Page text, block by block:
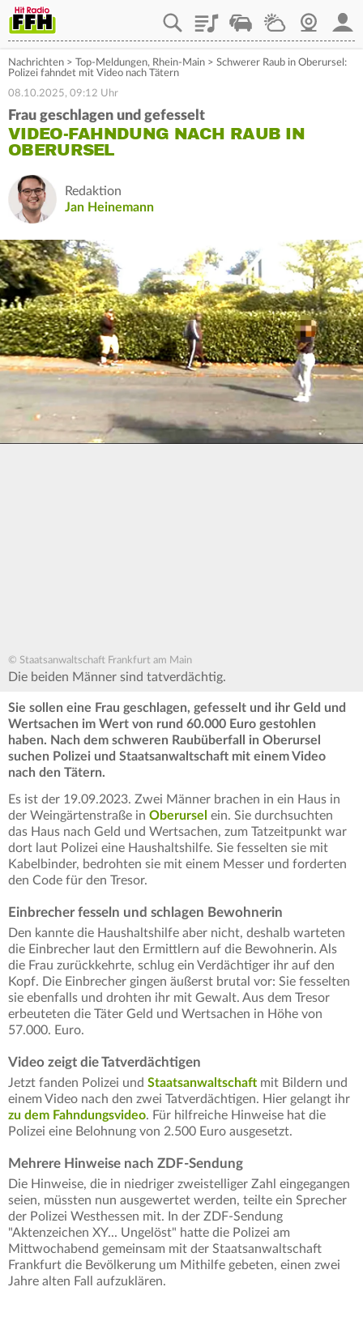
PlaylistStaupilotWetterWebcam
Nachrichten > Top-Meldungen, Rhein-Main > Schwerer Raub in Oberursel:
Polizei fahndet mit Video nach Tätern
08.10.2025, 09:12 Uhr
Frau geschlagen und gefesselt
VIDEO-FAHNDUNG NACH RAUB IN
OBERURSEL
Redaktion
Jan Heinemann
© Staatsanwaltschaft Frankfurt am Main
Die beiden Männer sind tatverdächtig.
Sie sollen eine Frau geschlagen, gefesselt und ihr Geld und
Wertsachen im Wert von rund 60.000 Euro gestohlen
haben. Nach dem schweren Raubüberfall in Oberursel
suchen Polizei und Staatsanwaltschaft mit einem Video
nach den Tätern.
Es ist der 19.09.2023. Zwei Männer brachen in ein Haus in
der Weingärtenstraße in Oberursel ein. Sie durchsuchten
das Haus nach Geld und Wertsachen, zum Tatzeitpunkt war
dort laut Polizei eine Haushaltshilfe. Sie fesselten sie mit
Kabelbinder, bedrohten sie mit einem Messer und forderten
den Code für den Tresor.
Einbrecher fesseln und schlagen Bewohnerin
Den kannte die Haushaltshilfe aber nicht, deshalb warteten
die Einbrecher laut den Ermittlern auf die Bewohnerin. Als
die Frau zurückkehrte, schlug ein Verdächtiger ihr auf den
Kopf. Die Einbrecher gingen äußerst brutal vor: Sie fesselten
sie ebenfalls und drohten ihr mit Gewalt. Aus dem Tresor
erbeuteten die Täter Geld und Wertsachen in Höhe von
57.000. Euro.
Video zeigt die Tatverdächtigen
Jetzt fanden Polizei und Staatsanwaltschaft mit Bildern und
einem Video nach den zwei Tatverdächtigen. Hier gelangt ihr
zu dem Fahndungsvideo. Für hilfreiche Hinweise hat die
Polizei eine Belohnung von 2.500 Euro ausgesetzt.
Mehrere Hinweise nach ZDF-Sendung
Die Hinweise, die in niedriger zweistelliger Zahl eingegangen
seien, müssten nun ausgewertet werden, teilte ein Sprecher
der Polizei Westhessen mit. In der ZDF-Sendung
"Aktenzeichen XY... Ungelöst" hatte die Polizei am
Mittwochabend gemeinsam mit der Staatsanwaltschaft
Frankfurt die Bevölkerung um Mithilfe gebeten, einen zwei
Jahre alten Fall aufzuklären.